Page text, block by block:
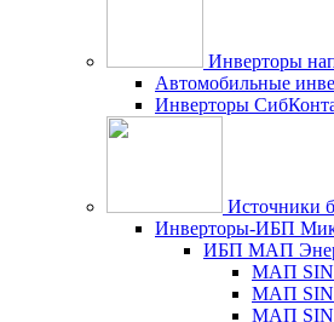
Инверторы
Автомобильные
Инверторы
Источники
Инверторы-ИБП
ИБП МАП
МАП SIN
МАП SIN
МАП SIN